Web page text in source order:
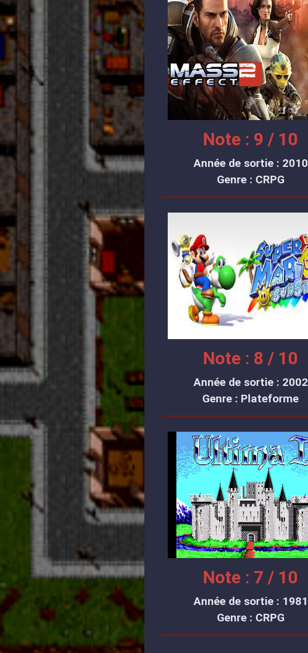
Note : 9 / 10
Année de sortie : 2010
Genre : CRPG
Note : 8 / 10
Année de sortie : 2002
Genre : Plateforme
Note : 7 / 10
Année de sortie : 1981
Genre : CRPG